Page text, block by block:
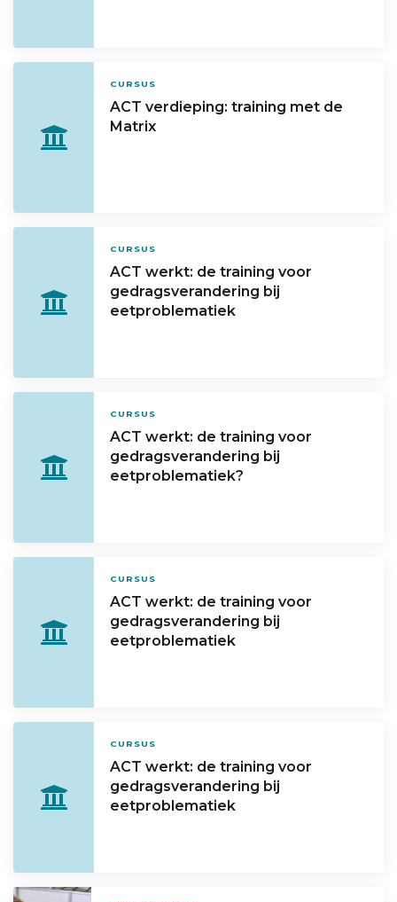
CURSUS
ACT verdieping: training met de
Matrix
CURSUS
ACT werkt: de training voor
gedragsverandering bij
eetproblematiek
CURSUS
ACT werkt: de training voor
gedragsverandering bij
eetproblematiek?
CURSUS
ACT werkt: de training voor
gedragsverandering bij
eetproblematiek
CURSUS
ACT werkt: de training voor
gedragsverandering bij
eetproblematiek